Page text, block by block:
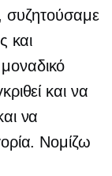
συζητούσαμε
και
και να
να
Νομίζω